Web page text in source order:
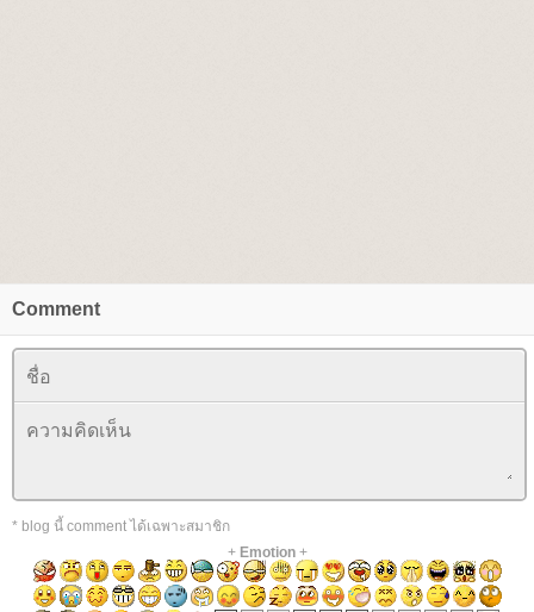
Comment
* blog นี้ comment ได้เฉพาะสมาชิก
+ Emotion+